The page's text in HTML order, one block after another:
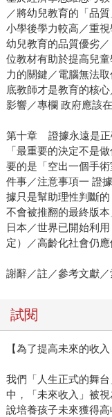
／將幼兒教育的「品
小學後學力較高／重
幼兒教育的品質優劣
位教材有助於提高兒
力的關鍵／電腦無法
底教師才是教育的核
影響／專欄 政府應該
第十章 證據永遠是正
「最重要的決定不是
要的是「空出一個手
件事／注意事項一 證
據只是幫助理性判斷
不會被推翻的最終版
日本／世界已開始利
定）／高齡化社會仍
謝辭／註／參考文獻／
試閱
【為了提高未來的收
我們「人生正式的舞
中，「未來收入」被
說培養孩子未來獲得